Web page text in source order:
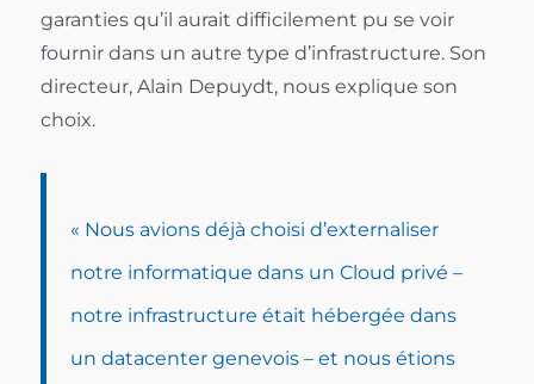
garanties qu’il aurait difficilement pu se voir
fournir dans un autre type d’infrastructure. Son
directeur, Alain Depuydt, nous explique son
choix.
« Nous avions déjà choisi d’externaliser
notre informatique dans un Cloud privé –
notre infrastructure était hébergée dans
un datacenter genevois – et nous étions